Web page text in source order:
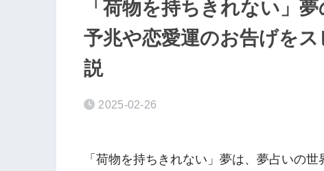
「荷物を持ちきれない」
予兆や恋愛運のお告げを
説
2025-02-26
「荷物を持ちきれない」夢は、夢占いの